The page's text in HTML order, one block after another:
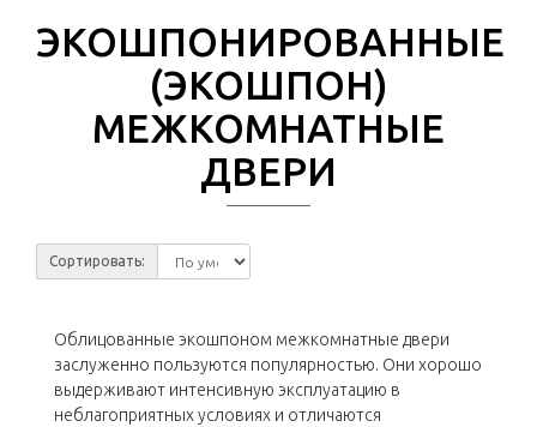
ЭКОШПОНИРОВАННЫЕ
(ЭКОШПОН)
МЕЖКОМНАТНЫЕ
ДВЕРИ
Сортировать:
Облицованные экошпоном межкомнатные двери
заслуженно пользуются популярностью. Они хорошо
выдерживают интенсивную эксплуатацию в
неблагоприятных условиях и отличаются